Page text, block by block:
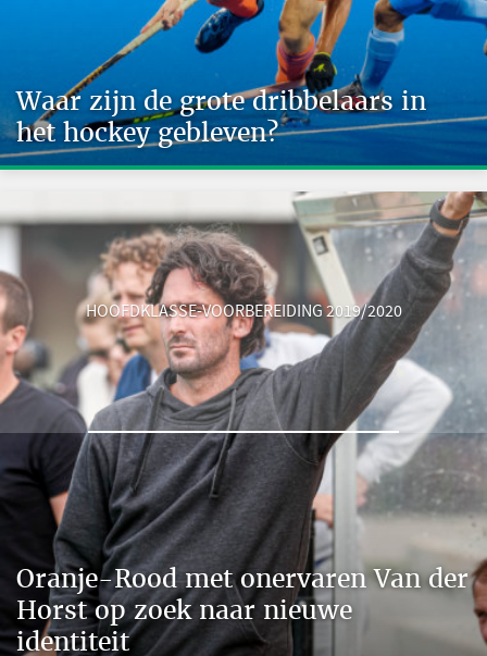
Waar zijn de grote dribbelaars in
het hockey gebleven?
HOOFDKLASSE-VOORBEREIDING 2019/2020
Oranje-Rood met onervaren Van der
Horst op zoek naar nieuwe
identiteit